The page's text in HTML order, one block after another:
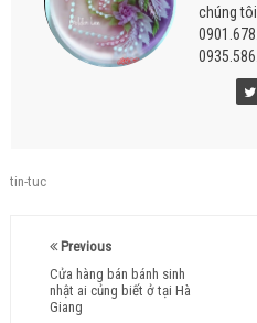
chúng
tin-tuc
Previous
Cửa hàng bán bánh sinh
nhật ai củng biết ở tại Hà
Giang